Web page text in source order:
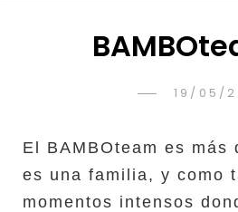
POSTED
19/05/
El BAMBOteam es más
es una familia, y como
momentos intensos